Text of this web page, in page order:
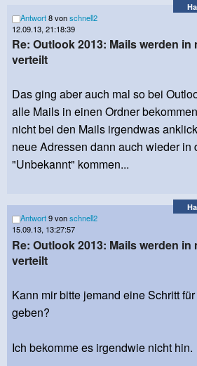
Antwort8 vonschnell2
12.09.13, 21:18:39
Re: Outlook 2013: Mails werden in
verteilt
Das ging aber auch mal so bei
alle Mails in einen Ordner
nicht bei den Mails irgendwas
neue Adressen dann auch wieder in
"Unbekannt" kommen...
Antwort9 vonschnell2
15.09.13, 13:27:57
Re: Outlook 2013: Mails werden in
verteilt
Kann mir bitte jemand eine Schritt
geben?
Ich bekomme es irgendwie nicht hin.